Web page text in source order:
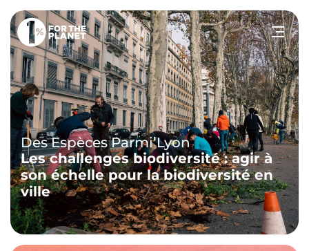
Votre recherche
Rechercher
sur le site
Des Espèces Parmi’Lyon
Les challenges biodiversité : agir à
son échelle pour la biodiversité en
ville